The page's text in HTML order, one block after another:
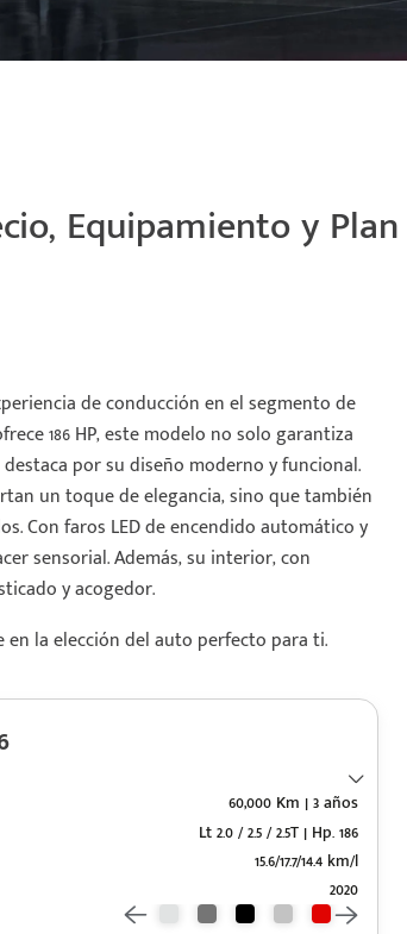
Equipamiento y
de conducción en el segmento de
186 HP, este modelo no solo garantiza
por su diseño moderno y funcional.
un toque de elegancia, sino que también
Con faros LED de encendido automático y
sensorial. Además, su interior, con
y acogedor.
la elección del auto perfecto para ti.
60,000 Km | 3 años
Lt 2.0 / 2.5 / 2.5T | Hp. 186
15.6/17.7/14.4 km/l
2020